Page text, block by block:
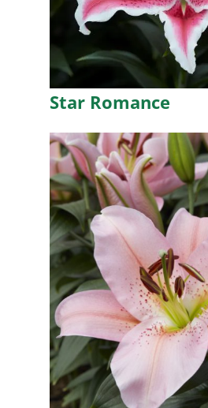
Star Romance